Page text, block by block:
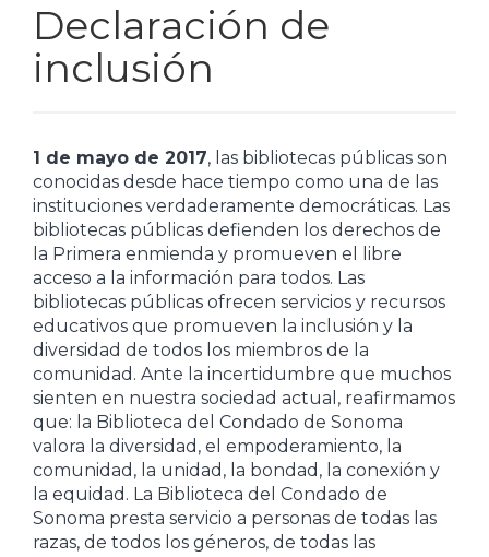
Declaración de
inclusión
1 de mayo de 2017, las bibliotecas públicas son
conocidas desde hace tiempo como una de las
instituciones verdaderamente democráticas. Las
bibliotecas públicas defienden los derechos de
la Primera enmienda y promueven el libre
acceso a la información para todos. Las
bibliotecas públicas ofrecen servicios y recursos
educativos que promueven la inclusión y la
diversidad de todos los miembros de la
comunidad. Ante la incertidumbre que muchos
sienten en nuestra sociedad actual, reafirmamos
que: la Biblioteca del Condado de Sonoma
valora la diversidad, el empoderamiento, la
comunidad, la unidad, la bondad, la conexión y
la equidad. La Biblioteca del Condado de
Sonoma presta servicio a personas de todas las
razas, de todos los géneros, de todas las